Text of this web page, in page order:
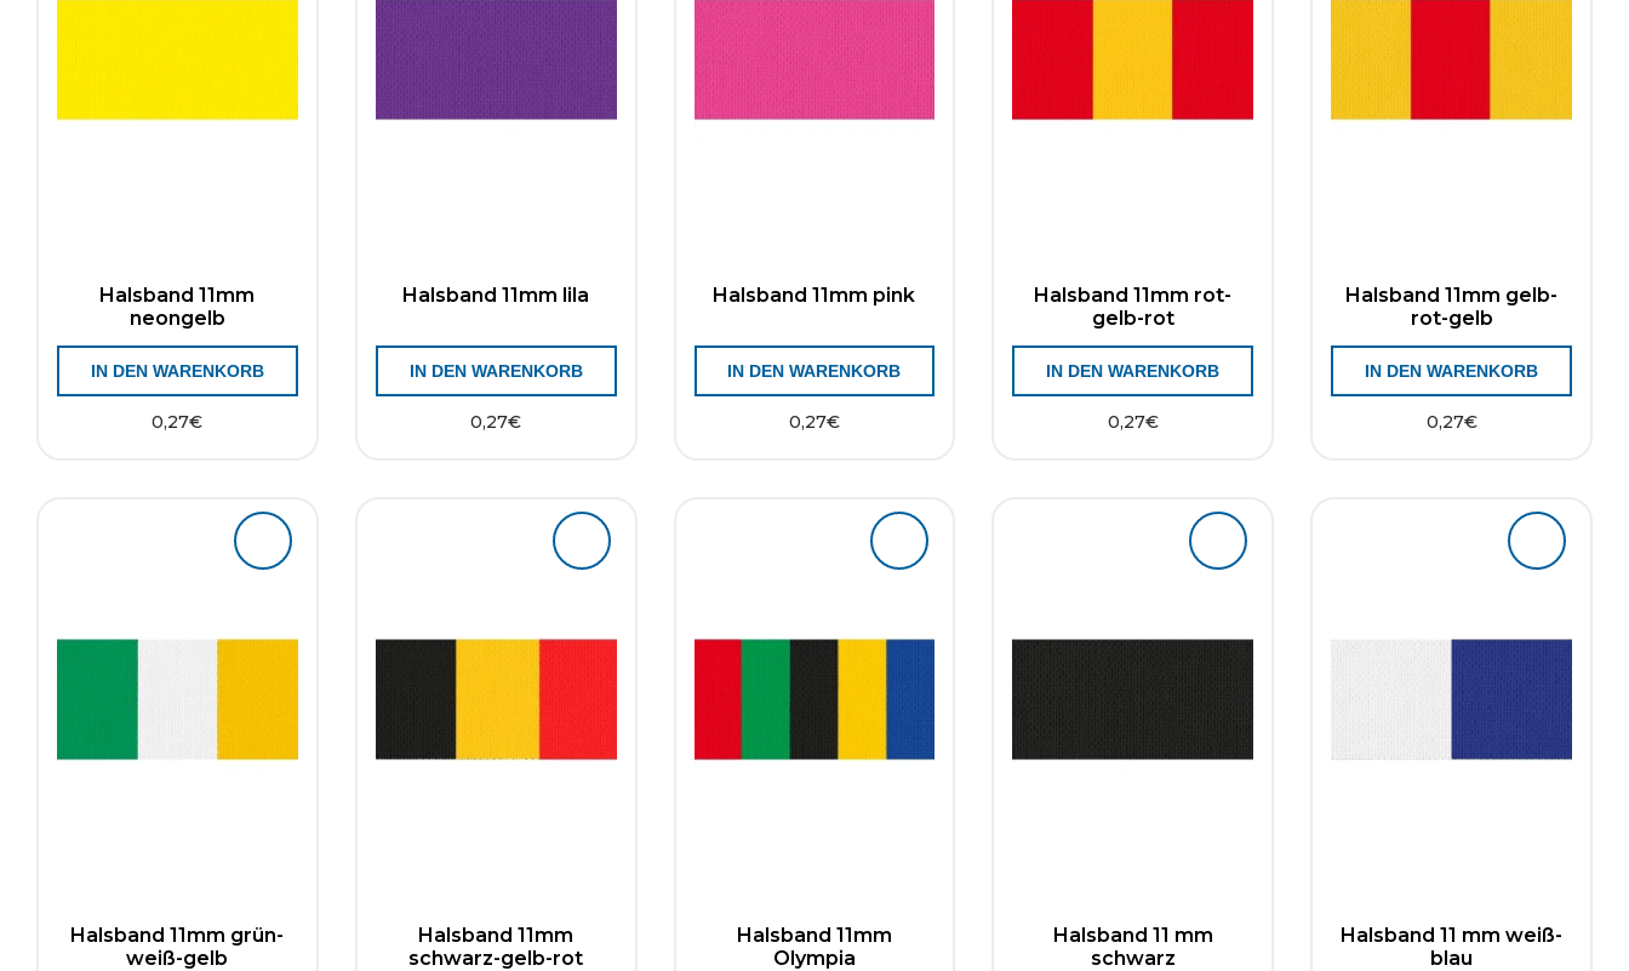
Halsband 11mm
neongelb
0,27€
IN DEN WARENKORB
Halsband 11mm lila
0,27€
IN DEN WARENKORB
Halsband 11mm pink
0,27€
IN DEN WARENKORB
Halsband 11mm rot-
gelb-rot
0,27€
IN DEN WARENKORB
Halsband 11mm gelb-
rot-gelb
0,27€
IN DEN WARENKORB
Halsband 11mm grün-
weiß-gelb
Halsband 11mm
schwarz-gelb-rot
Halsband 11mm
Olympia
Halsband 11 mm
schwarz
Halsband 11 mm weiß-
blau